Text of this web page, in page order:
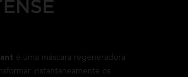
é uma máscara regeneradora
instantaneamente os